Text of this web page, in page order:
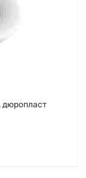
дюропласт